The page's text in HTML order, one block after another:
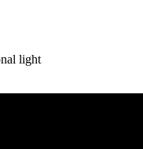
light